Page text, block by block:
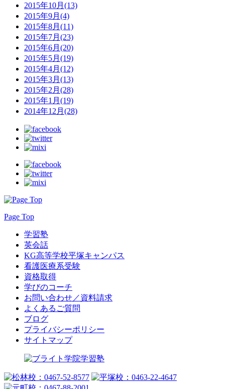
2015年10月(13)
2015年9月(4)
2015年8月(11)
2015年7月(23)
2015年6月(20)
2015年5月(19)
2015年4月(12)
2015年3月(13)
2015年2月(28)
2015年1月(19)
2014年12月(28)
Page Top
学習塾
英会話
KG高等学校平塚キャンパス
看護医療系受験
資格取得
学びのコーチ
お問い合わせ／資料請求
よくあるご質問
ブログ
プライバシーポリシー
サイトマップ